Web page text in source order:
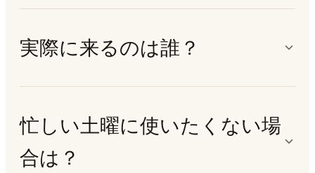
実際に来るのは誰？
忙しい土曜に使いたくない場
合は？